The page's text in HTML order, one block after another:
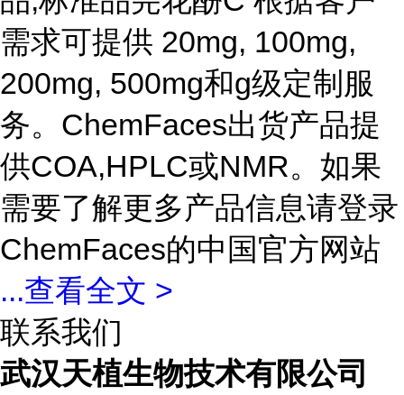
需求可提供 20mg, 100mg,
200mg, 500mg和g级定制服
务。ChemFaces出货产品提
供COA,HPLC或NMR。如果
需要了解更多产品信息请登录
ChemFaces的中国官方网站
...查看全文 >
联系我们
武汉天植生物技术有限公司